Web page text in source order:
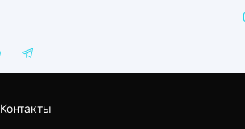
Контакты